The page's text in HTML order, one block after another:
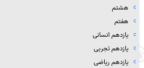
هشتم
هفتم
یازدهم انسانی
یازدهم تجربی
یازدهم ریاضی